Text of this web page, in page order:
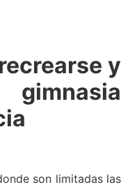
y
son limitadas las